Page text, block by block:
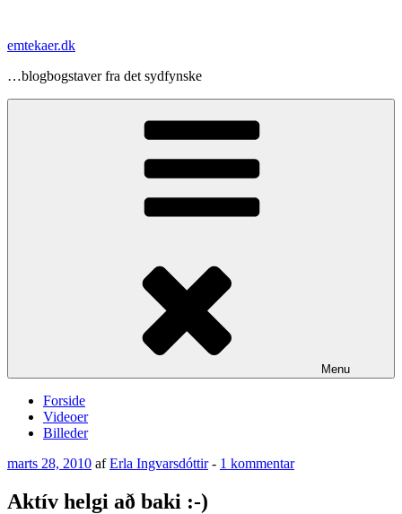
indhold
emtekaer.dk
…blogbogstaver fra det sydfynske
Menu
Forside
Videoer
Billeder
Udgivet
marts 28, 2010 afErla Ingvarsdóttir- 1 kommentartil
Aktív helgi að baki :-)